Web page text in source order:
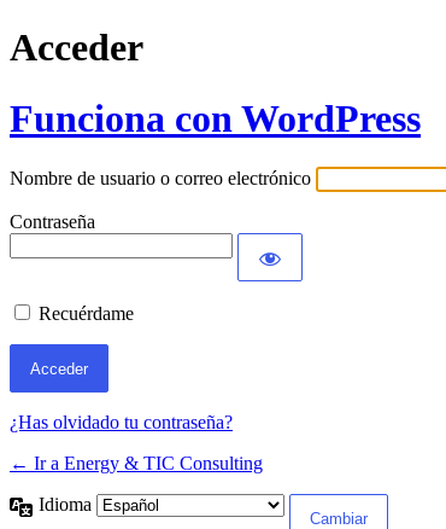
Acceder
Funciona con WordPress
Nombre de usuario o correo electrónico
Contraseña
Recuérdame
¿Has olvidado tu contraseña?
← Ir a Energy & TIC Consulting
Idioma